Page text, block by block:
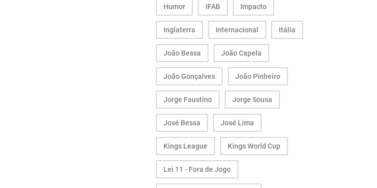
Humor IFAB Impacto
Inglaterra Internacional Itália
João Bessa João Capela
João Gonçalves João Pinheiro
Jorge Faustino Jorge Sousa
José Bessa José Lima
Kings League Kings World Cup
Lei 11 - Fora de Jogo